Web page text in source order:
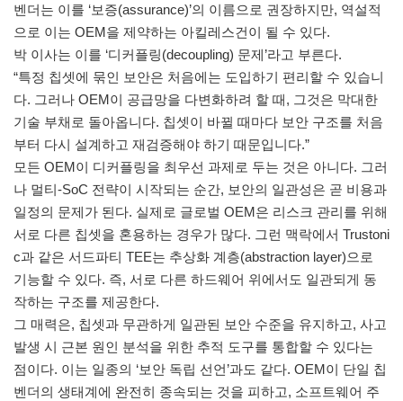
벤더는 이를 ‘보증(assurance)’의 이름으로 권장하지만, 역설적
으로 이는 OEM을 제약하는 아킬레스건이 될 수 있다.
박 이사는 이를 ‘디커플링(decoupling) 문제’라고 부른다.
“특정 칩셋에 묶인 보안은 처음에는 도입하기 편리할 수 있습니
다. 그러나 OEM이 공급망을 다변화하려 할 때, 그것은 막대한
기술 부채로 돌아옵니다. 칩셋이 바뀔 때마다 보안 구조를 처음
부터 다시 설계하고 재검증해야 하기 때문입니다.”
모든 OEM이 디커플링을 최우선 과제로 두는 것은 아니다. 그러
나 멀티-SoC 전략이 시작되는 순간, 보안의 일관성은 곧 비용과
일정의 문제가 된다. 실제로 글로벌 OEM은 리스크 관리를 위해
서로 다른 칩셋을 혼용하는 경우가 많다. 그런 맥락에서 Trustoni
c과 같은 서드파티 TEE는 추상화 계층(abstraction layer)으로
기능할 수 있다. 즉, 서로 다른 하드웨어 위에서도 일관되게 동
작하는 구조를 제공한다.
그 매력은, 칩셋과 무관하게 일관된 보안 수준을 유지하고, 사고
발생 시 근본 원인 분석을 위한 추적 도구를 통합할 수 있다는
점이다. 이는 일종의 ‘보안 독립 선언’과도 같다. OEM이 단일 칩
벤더의 생태계에 완전히 종속되는 것을 피하고, 소프트웨어 주